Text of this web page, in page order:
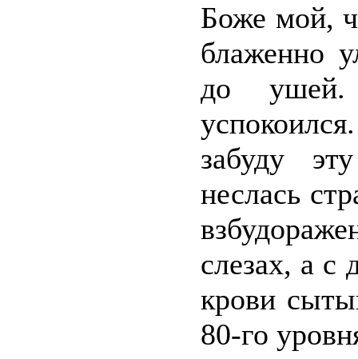
Боже мой,
блаженно
до ушей.
забуду
неслась
слезах, а с
крови
80-го